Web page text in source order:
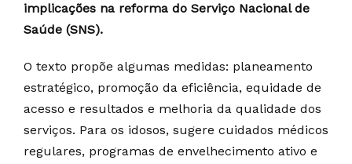
implicações na reforma do Serviço Nacional de
Saúde (SNS).
O texto propõe algumas medidas: planeamento
estratégico, promoção da eficiência, equidade de
acesso e resultados e melhoria da qualidade dos
serviços. Para os idosos, sugere cuidados médicos
regulares, programas de envelhecimento ativo e